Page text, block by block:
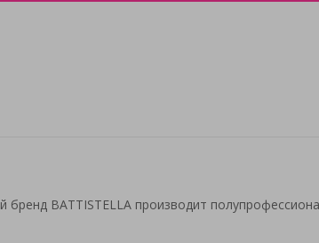
бренд BATTISTELLA производит